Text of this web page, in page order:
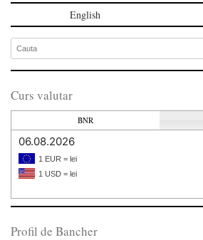
English
Curs valutar
BNR
06.08.2026
1 EUR = lei
1 USD = lei
Profil de Bancher